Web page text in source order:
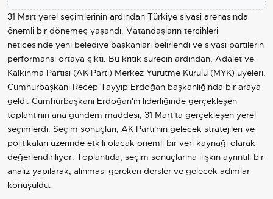
31 Mart yerel seçimlerinin ardından Türkiye siyasi arenasında
önemli bir dönemeç yaşandı. Vatandaşların tercihleri
neticesinde yeni belediye başkanları belirlendi ve siyasi partilerin
performansı ortaya çıktı. Bu kritik sürecin ardından, Adalet ve
Kalkınma Partisi (AK Parti) Merkez Yürütme Kurulu (MYK) üyeleri,
Cumhurbaşkanı Recep Tayyip Erdoğan başkanlığında bir araya
geldi. Cumhurbaşkanı Erdoğan'ın liderliğinde gerçekleşen
toplantının ana gündem maddesi, 31 Mart'ta gerçekleşen yerel
seçimlerdi. Seçim sonuçları, AK Parti'nin gelecek stratejileri ve
politikaları üzerinde etkili olacak önemli bir veri kaynağı olarak
değerlendiriliyor. Toplantıda, seçim sonuçlarına ilişkin ayrıntılı bir
analiz yapılarak, alınması gereken dersler ve gelecek adımlar
konuşuldu.